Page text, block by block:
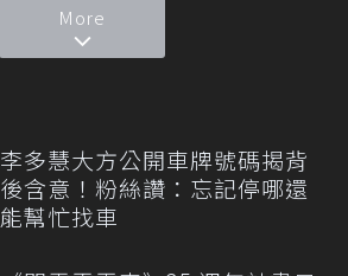
More
李多慧大方公開車牌號碼揭背
後含意！粉絲讚：忘記停哪還
能幫忙找車